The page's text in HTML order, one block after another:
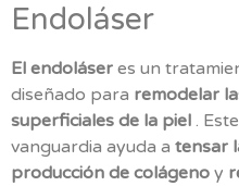
Endoláser
El endoláser es un
diseñado para remodelar
superficiales de la piel .
vanguardia ayuda a tensar
producción de colágeno y